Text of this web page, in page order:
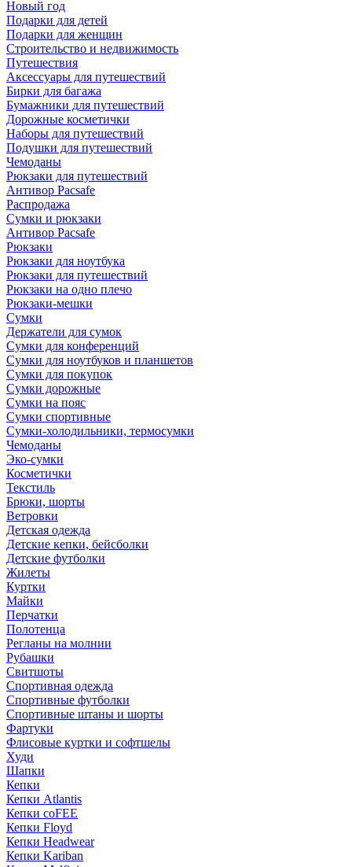
Новый год
Подарки для детей
Подарки для женщин
Строительство и недвижимость
Путешествия
Аксессуары для путешествий
Бирки для багажа
Бумажники для путешествий
Дорожные косметички
Наборы для путешествий
Подушки для путешествий
Чемоданы
Рюкзаки для путешествий
Антивор Pacsafe
Распродажа
Сумки и рюкзаки
Антивор Pacsafe
Рюкзаки
Рюкзаки для ноутбука
Рюкзаки для путешествий
Рюкзаки на одно плечо
Рюкзаки-мешки
Сумки
Держатели для сумок
Сумки для конференций
Сумки для ноутбуков и планшетов
Сумки для покупок
Сумки дорожные
Сумки на пояс
Сумки спортивные
Сумки-холодильники, термосумки
Чемоданы
Эко-сумки
Косметички
Текстиль
Брюки, шорты
Ветровки
Детская одежда
Детские кепки, бейсболки
Детские футболки
Жилеты
Куртки
Майки
Перчатки
Полотенца
Регланы на молнии
Рубашки
Свитшоты
Спортивная одежда
Спортивные футболки
Спортивные штаны и шорты
Фартуки
Флисовые куртки и софтшелы
Худи
Шапки
Кепки
Кепки Atlantis
Кепки coFEE
Кепки Floyd
Кепки Headwear
Кепки Kariban